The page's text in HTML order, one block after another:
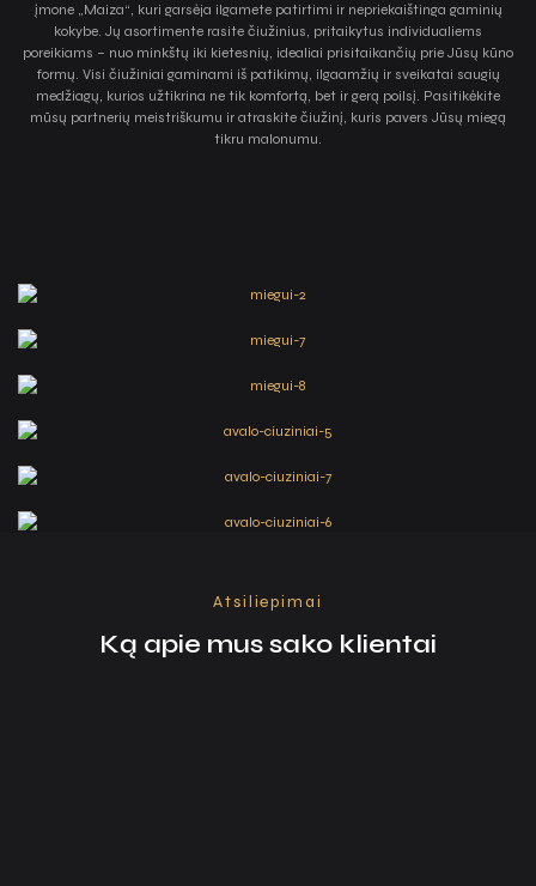
įmone „Maiza“, kuri garsėja ilgamete patirtimi ir nepriekaištinga gaminių
kokybe. Jų asortimente rasite čiužinius, pritaikytus individualiems
poreikiams – nuo minkštų iki kietesnių, idealiai prisitaikančių prie Jūsų kūno
formų. Visi čiužiniai gaminami iš patikimų, ilgaamžių ir sveikatai saugių
medžiagų, kurios užtikrina ne tik komfortą, bet ir gerą poilsį. Pasitikėkite
mūsų partnerių meistriškumu ir atraskite čiužinį, kuris pavers Jūsų miegą
tikru malonumu.
Atsiliepimai
Ką apie mus sako klientai